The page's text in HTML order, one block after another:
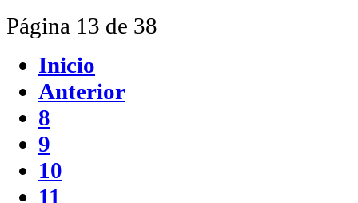
Página 13 de 38
Inicio
Anterior
8
9
10
11